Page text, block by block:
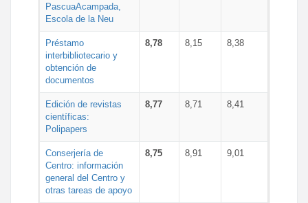
PascuaAcampada,
Escola de la Neu
Préstamo
interbibliotecario y
obtención de
documentos
8,78 8,15 8,38
Edición de revistas
científicas:
Polipapers
8,77 8,71 8,41
Conserjería de
Centro: información
general del Centro y
otras tareas de apoyo
8,75 8,91 9,01